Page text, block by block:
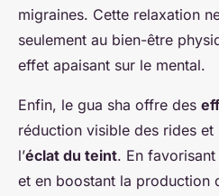
migraines. Cette relaxation
seulement au bien-être
effet apaisant sur le mental.
Enfin, le gua sha offre des
réduction visible des rides
l’éclat du teint. En
et en boostant la production